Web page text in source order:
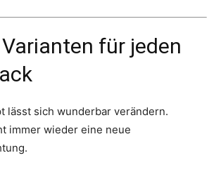
für jeden
lässt sich wunderbar verändern.
immer wieder eine neue